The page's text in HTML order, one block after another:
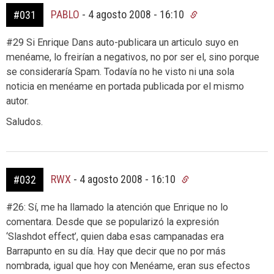
#031 PABLO - 4 agosto 2008 - 16:10
#29 Si Enrique Dans auto-publicara un articulo suyo en
menéame, lo freirían a negativos, no por ser el, sino porque
se consideraría Spam. Todavía no he visto ni una sola
noticia en menéame en portada publicada por el mismo
autor.
Saludos.
#032 RWX - 4 agosto 2008 - 16:10
#26: Sí, me ha llamado la atención que Enrique no lo
comentara. Desde que se popularizó la expresión
‘Slashdot effect’, quien daba esas campanadas era
Barrapunto en su día. Hay que decir que no por más
nombrada, igual que hoy con Menéame, eran sus efectos